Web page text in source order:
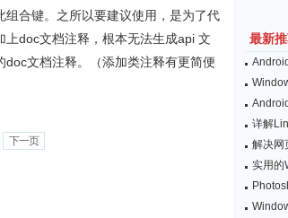
合键。之所以要建议使用，是为了代
doc文档注释，根本无法生成api 文
文档注释。（添加类注释有更简便
下一页
最新
详解
解决网
实用的